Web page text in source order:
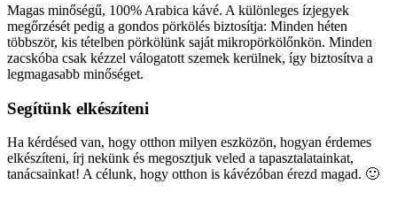
Magas minőségű, 100% Arabica kávé. A különleges ízjegyek
megőrzését pedig a gondos pörkölés biztosítja: Minden héten
többször, kis tételben pörkölünk saját mikropörkölőnkön. Minden
zacskóba csak kézzel válogatott szemek kerülnek, így biztosítva a
legmagasabb minőséget.
Segítünk elkészíteni
Ha kérdésed van, hogy otthon milyen eszközön, hogyan érdemes
elkészíteni, írj nekünk és megosztjuk veled a tapasztalatainkat,
tanácsainkat! A célunk, hogy otthon is kávézóban érezd magad. 🙂